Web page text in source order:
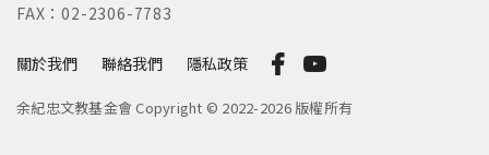
關於我們 聯絡我們 隱私政策
FAX：02-2306-7783
余紀忠文教基金會 Copyright © 2022-2026 版權所有